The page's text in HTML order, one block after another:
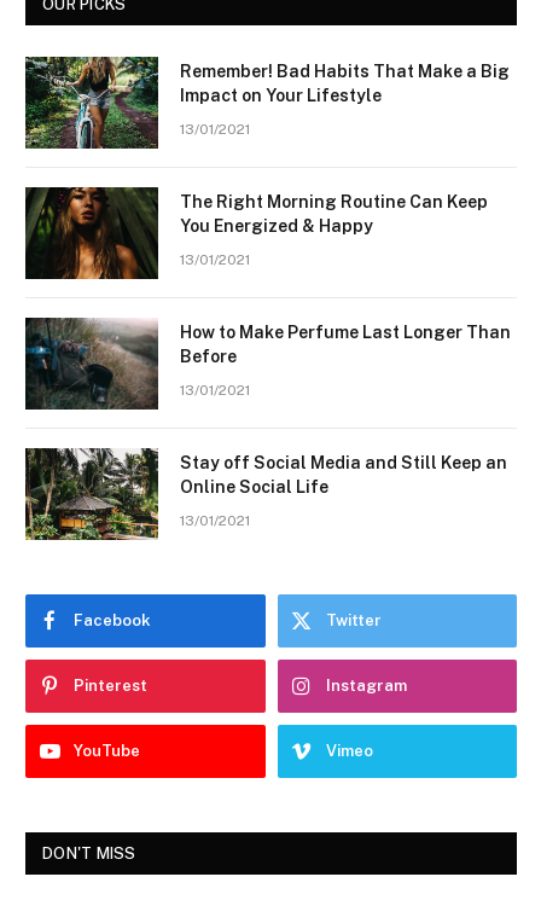
OUR PICKS
Remember! Bad Habits That Make a Big
Impact on Your Lifestyle
13/01/2021
The Right Morning Routine Can Keep
You Energized & Happy
13/01/2021
How to Make Perfume Last Longer Than
Before
13/01/2021
Stay off Social Media and Still Keep an
Online Social Life
13/01/2021
Facebook Twitter
Pinterest Instagram
YouTube Vimeo
DON'T MISS